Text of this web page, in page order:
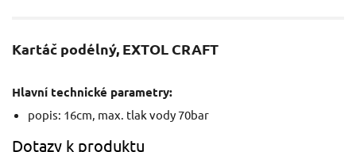
Kartáč podélný, EXTOL CRAFT
Hlavní technické parametry:
popis: 16cm, max. tlak vody 70bar
Dotazy k produktu